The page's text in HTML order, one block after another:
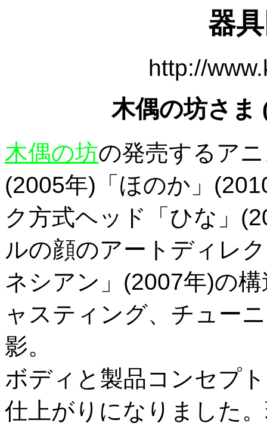
器
http://
木偶の坊さま
木偶の坊の発売するア
(2005年)「ほのか」
ク方式ヘッド「ひな」
ルの顔のアートディレ
ネシアン」(2007年)の
ャスティング、チュー
影。
ボディと製品コンセプ
仕上がりになりました